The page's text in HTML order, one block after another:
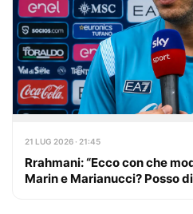
21 LUG 2026 · 21:45
Rrahmani: “Ecco con che
Marin e Marianucci? Posso